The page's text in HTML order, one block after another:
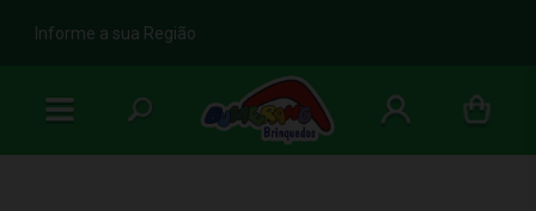
b
Informe a sua Região